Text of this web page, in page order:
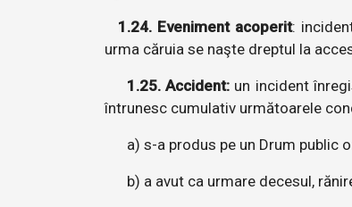
1.24. Eveniment acoperit:
urma căruia se naşte dreptul la
1.25. Accident: un incident
întrunesc cumulativ următoarele
a) s-a produs pe un Drum public
b) a avut ca urmare decesul,